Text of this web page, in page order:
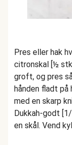
Pres eller hak
citronskal [½
groft, og pres
hånden fladt
med en skarp
Dukkah-godt
en skål. Vend